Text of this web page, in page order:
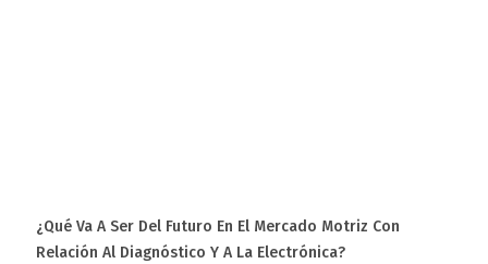
¿Qué Va A Ser Del Futuro En El Mercado Motriz Con
Relación Al Diagnóstico Y A La Electrónica?